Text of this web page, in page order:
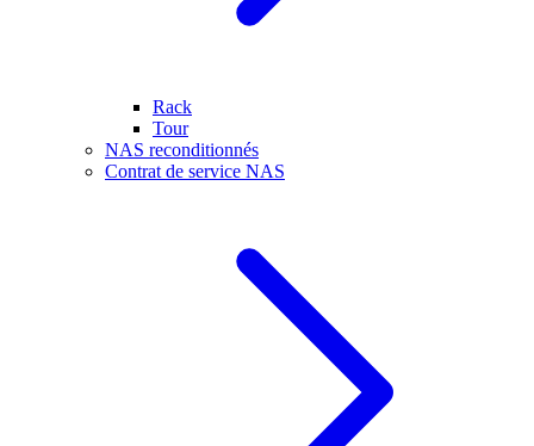
Rack
Tour
NAS reconditionnés
Contrat de service NAS